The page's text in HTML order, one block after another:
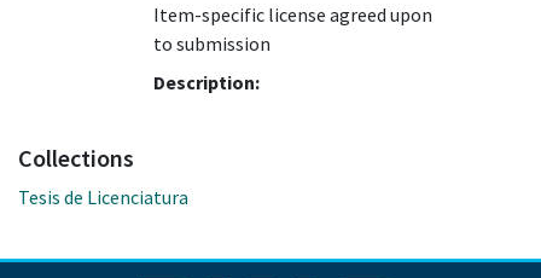
Item-specific license agreed upon
to submission
Description:
Collections
Tesis de Licenciatura